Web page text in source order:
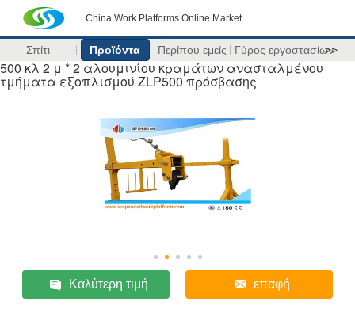
China Work Platforms Online Market
Σπίτι Προϊόντα Περίπου εμείς Γύρος εργοστασίων
>>
500 κλ 2 μ * 2 αλουμινίου κραμάτων ανασταλμένου
τμήματα εξοπλισμού ZLP500 πρόσβασης
Καλύτερη τιμή επαφή